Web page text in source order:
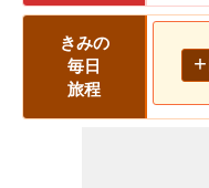
きみの
毎日
旅程
+